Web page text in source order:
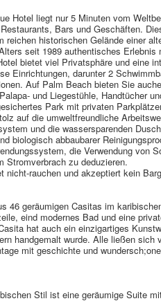
Hotel liegt nur 5 Minuten vom
Bars und Geschäften.
reichen historischen Gelände einer
seit 1989 authentisches Erlebnis
bietet viel Privatsphäre und eine
Einrichtungen, darunter 2
Auf Palm Beach bieten Sie
und Liegestühle, Handtücher
Park mit privaten
auf die umweltfreundliche
und die wassersparenden
biologisch abbaubarer
die Verwendung von
Stromverbrach zu deduzieren.
nicht-rauchen und akzeptiert kein
46 geräumigen Casitas im
eind modernes Bad und eine
hat auch ein einzigartiges
handgemalt wurde. Alle ließen sich
mit geschichte und
Stil ist eine geräumige Suite